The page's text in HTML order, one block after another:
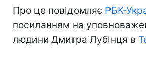
Про це повідомляє РБК-
посиланням на
людини Дмитра Лубінця в